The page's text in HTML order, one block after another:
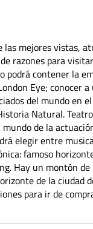
mejores vistas,
razones para
contener la
Eye; conocer
del mundo en
Natural.
de la
elegir entre
famoso
Hay un montón
de la ciudad
para ir de